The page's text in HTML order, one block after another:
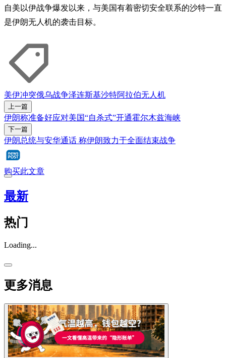
自美以伊战争爆发以来，与美国有着密切安全联系的沙特一直
是伊朗无人机的袭击目标。
美伊冲突俄乌战争泽连斯基沙特阿拉伯无人机
上一篇
伊朗称准备好应对美国“自杀式”开通霍尔木兹海峡
下一篇
伊朗总统与安华通话 称伊朗致力于全面结束战争
购买此文章
最新
热门
Loading...
更多消息